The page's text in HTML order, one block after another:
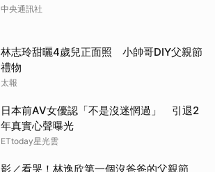
中央通訊社
林志玲甜曬4歲兒正面照 小帥哥DIY父親節
禮物
太報
日本前AV女優認「不是沒迷惘過」 引退2
年真實心聲曝光
ETtoday星光雲
影／看哭！林逸欣第一個沒爸爸的父親節